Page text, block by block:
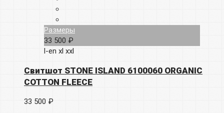
Размеры
33 500 ₽
l-en xl xxl
Свитшот STONE ISLAND 6100060 ORGANIC
COTTON FLEECE
33 500 ₽